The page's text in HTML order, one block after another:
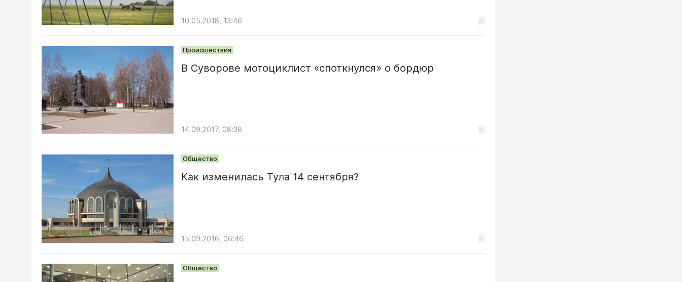
10.05.2018, 13:46
Происшествия
В Суворове мотоциклист «споткнулся» о бордюр
14.09.2017, 08:38
Общество
Как изменилась Тула 14 сентября?
15.09.2016, 06:46
Общество